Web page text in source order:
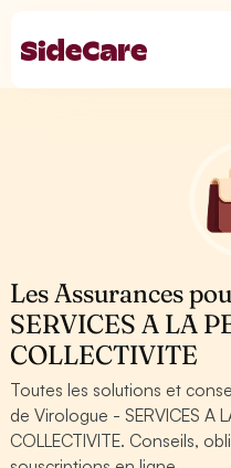
Les Assurances
SERVICES A LA
COLLECTIVITE
Toutes les solutions et
de Virologue - SERVICES A
COLLECTIVITE. Conseils,